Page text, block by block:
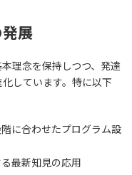
展
理念を保持しつつ、発達
しています。特に以下
に合わせたプログラム設
最新知見の応用